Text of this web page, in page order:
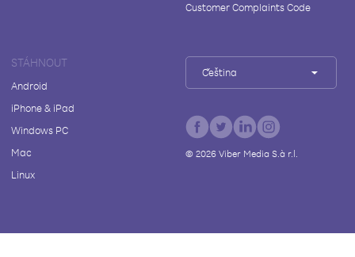
Customer Complaints Code
STÁHNOUT
Android
iPhone & iPad
Windows PC
Mac
Linux
Čeština
© 2026Viber Media S.à r.l.